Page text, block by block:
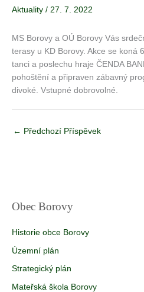
Obec Borovy
Historie obce Borovy
Územní plán
Strategický plán
Mateřská škola Borovy
Aktuality / 27. 7. 2022
MS Borovy a OÚ Borovy Vás
terasy u KD Borovy. Akce se koná
tanci a poslechu hraje ČENDA
pohoštění a připraven zábavný
divoké. Vstupné dobrovolné.
← Předchozí Příspěvek